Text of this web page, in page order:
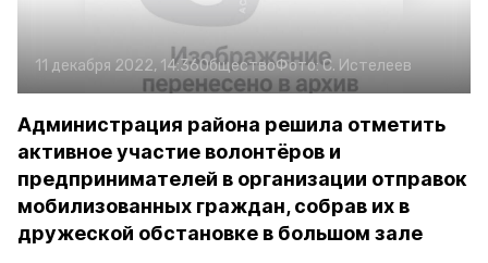
11 декабря 2022, 14:36ОбществоФото:С. Истелеев
Администрация района решила отметить
активное участие волонтёров и
предпринимателей в организации отправок
мобилизованных граждан, собрав их в
дружеской обстановке в большом зале